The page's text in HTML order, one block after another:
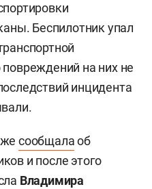
Беспилотник упал
на них не
инцидента
сообщалаоб
и после этого
Владимира